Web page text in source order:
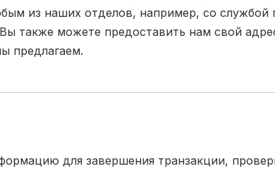
из наших отделов, например, со службой
также можете предоставить нам свой
предлагаем.
для завершения транзакции,